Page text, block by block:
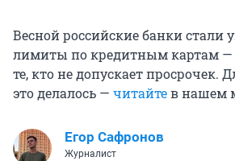
Весной российские банки стали
лимиты по кредитным картам —
те, кто не допускает просрочек.
это делалось — читайтев нашем
Егор Сафронов
Журналист